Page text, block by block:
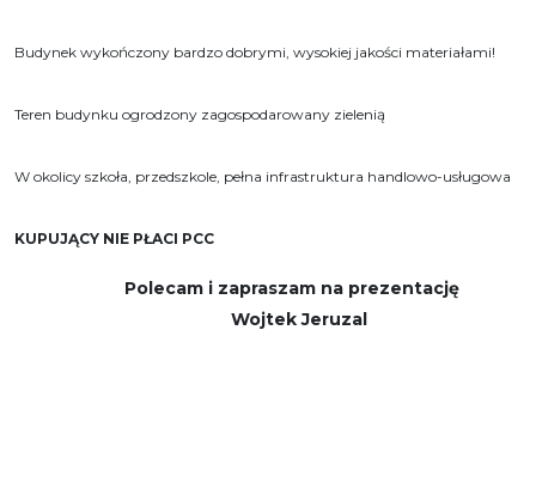
Budynek wykończony bardzo dobrymi, wysokiej jakości materiałami!
Teren budynku ogrodzony zagospodarowany zielenią
W okolicy szkoła, przedszkole, pełna infrastruktura handlowo-usługowa
KUPUJĄCY NIE PŁACI PCC
Polecam i zapraszam na prezentację
Wojtek Jeruzal